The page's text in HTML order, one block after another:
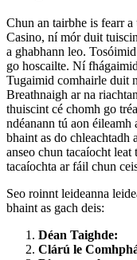
Chun an tairbhe is fearr
Casino, ní mór duit
a ghabhann leo.
go hoscailte. Ní
Tugaimid comhairle duit
Breathnaigh ar na
thuiscint cé chomh go
ndéanann tú aon
bhaint as do chleachtadh
anseo chun tacaíocht
tacaíochta ar fáil chun
Seo roinnt leideanna
bhaint as gach deis:
Déan Taighde:
Clárú le